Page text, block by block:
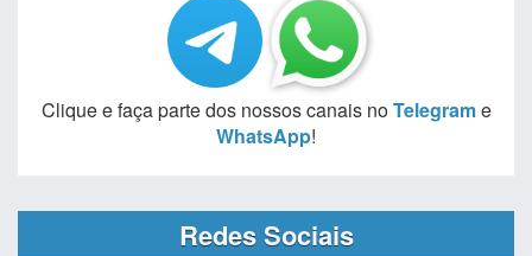
Clique e faça parte dos nossos canais noTelegrame
WhatsApp!
Redes Sociais